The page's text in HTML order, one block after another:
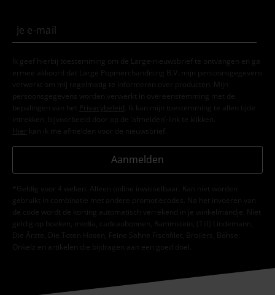
Ik geef hierbij toestemming om de Large-nieuwsbrief te ontvangen en ga
ermee akkoord dat Large Popmerchandising B.V. mijn persoonsgegevens
verwerkt om mij regelmatig te informeren over producten. Mijn
persoonsgegevens worden verwerkt in overeenstemming met de
bepalingen van het
Privacybeleid . Ik kan mijn toestemming te allen tijde
intrekken, bijvoorbeeld door op de ‘afmelden’-link te klikken.
Hier kan ik me afmelden voor de nieuwsbrief.
Aanmelden
*Geldig voor 4 weken. Alleen online inwisselbaar. Kan niet worden
gebruikt in combinatie met andere promotiecodes. Na het invoeren van
de code wordt de korting automatisch verrekend in je winkelmandje. Niet
geldig op boeken, media, cadeaubonnen, Rammstein, (Till) Lindemann,
Die Ärzte, Die Toten Hosen, Feine Sahne Fischfilet, Broilers, Böhse
Onkelz en artikelen die bijdragen aan een goed doel.